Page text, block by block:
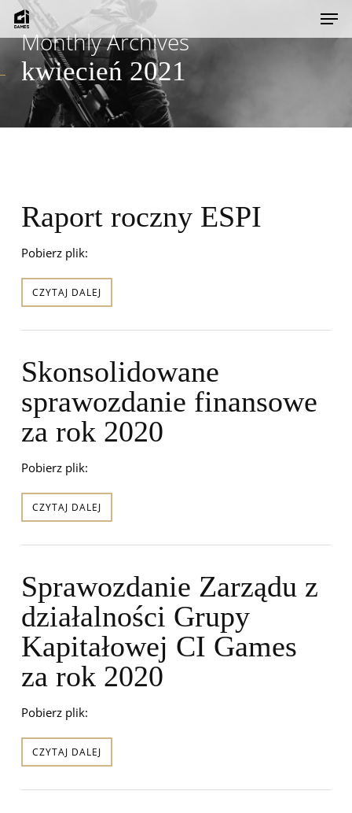
Skip
main
content
Monthly Archives
kwiecień 2021
Raport roczny ESPI
Pobierz plik:
CZYTAJ DALEJ
Skonsolidowane
sprawozdanie finansowe
za rok 2020
Pobierz plik:
CZYTAJ DALEJ
Sprawozdanie Zarządu z
działalności Grupy
Kapitałowej CI Games
za rok 2020
Pobierz plik:
CZYTAJ DALEJ